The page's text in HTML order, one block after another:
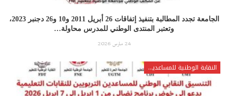
الجامعة تجدد المطالبة بتنفيذ إتفاقات 26 أبريل 2011 و10 و26 دجنبر 2023،
وتعتبر المنتدى الوطني للمدرس محاولة…
24 مارس 2026
النقابة الوطنية للمساعدين التقنيين والإداريين